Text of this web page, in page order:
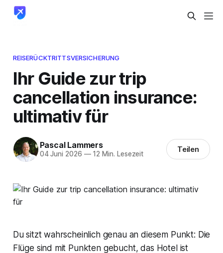
REISERÜCKTRITTSVERSICHERUNG
Ihr Guide zur trip
cancellation insurance:
ultimativ für
Pascal Lammers
04 Juni 2026 —12 Min. Lesezeit Teilen
Du sitzt wahrscheinlich genau an diesem Punkt: Die
Flüge sind mit Punkten gebucht, das Hotel ist